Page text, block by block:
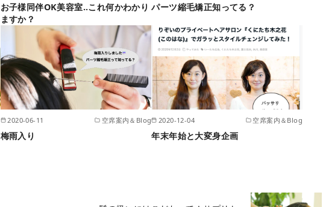
お子様同伴OK美容室..これ何かわかり
ますか？
パーツ縮毛矯正知ってる？
2020-06-11 空席案内＆Blog
梅雨入り
2020-12-04 空席案内＆Blog
年末年始と大変身企画